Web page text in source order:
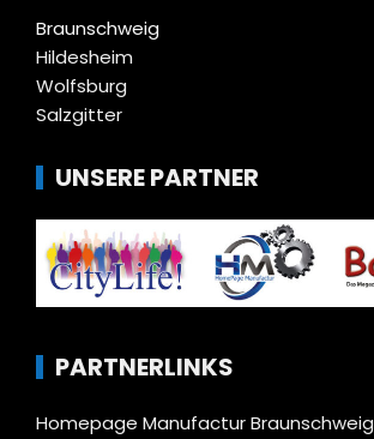
Braunschweig
Hildesheim
Wolfsburg
Salzgitter
UNSERE PARTNER
PARTNERLINKS
Homepage Manufactur Braunschweig